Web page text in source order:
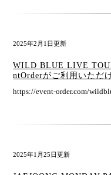
2025年2月1日更新
WILD BLUE LIVE
ntOrderがご利用いただ
https://event-order.com/
2025年1月25日更新